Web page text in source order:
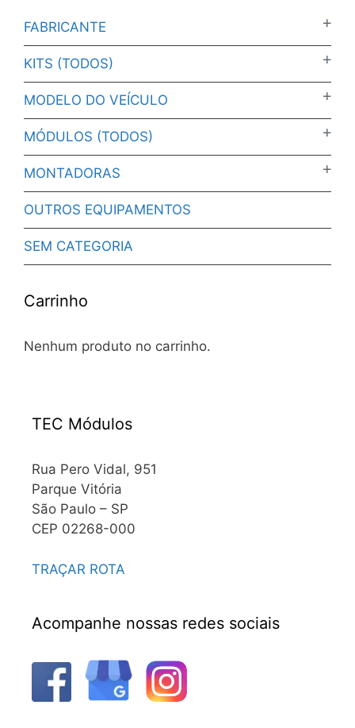
FABRICANTE
KITS (TODOS)
MODELO DO VEÍCULO
MÓDULOS (TODOS)
MONTADORAS
OUTROS EQUIPAMENTOS
SEM CATEGORIA
Carrinho
Nenhum produto no carrinho.
TEC Módulos
Rua Pero Vidal, 951
Parque Vitória
São Paulo – SP
CEP 02268-000
TRAÇAR ROTA
Acompanhe nossas redes sociais